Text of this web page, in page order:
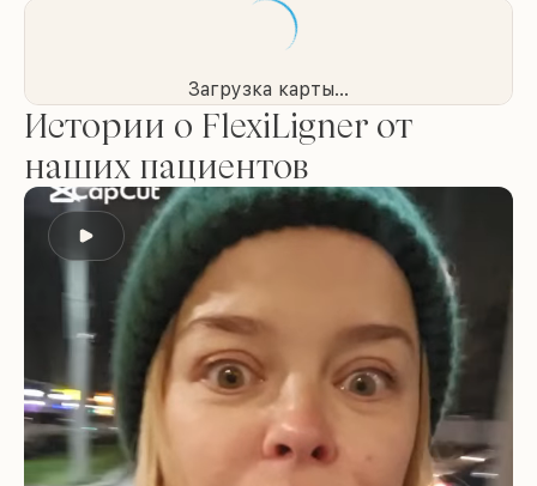
Загрузка карты...
Истории о FlexiLigner от
наших пациентов